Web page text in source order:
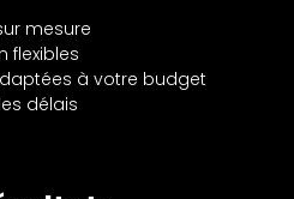
mesure
flexibles
à votre budget
délais